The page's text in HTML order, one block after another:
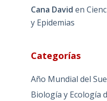
Cana David en
y Epidemias
Categorías
Año Mundial del
Biología y Ecología